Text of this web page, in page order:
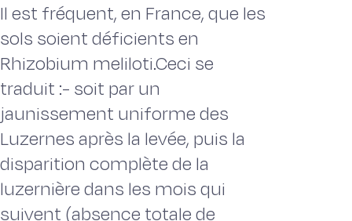
Il est fréquent, en France, que les
sols soient déficients en
Rhizobium meliloti.Ceci se
traduit :- soit par un
jaunissement uniforme des
Luzernes après la levée, puis la
disparition complète de la
luzernière dans les mois qui
suivent (absence totale de